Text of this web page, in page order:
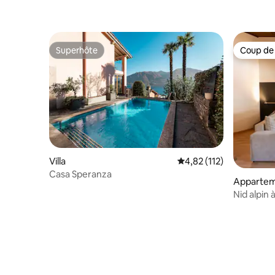
Superhôte
Superhôte
Villa Évaluation moyenne
4,82 (112)
Casa Speranza
Coup
Coup
Nid alpin